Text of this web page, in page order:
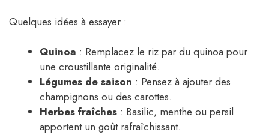
Quelques idées à essayer :
Quinoa : Remplacez le riz par du quinoa pour
une croustillante originalité.
Légumes de saison : Pensez à ajouter des
champignons ou des carottes.
Herbes fraîches : Basilic, menthe ou persil
apportent un goût rafraîchissant.